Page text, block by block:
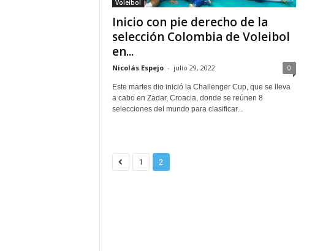
Voleibol
Inicio con pie derecho de la
selección Colombia de Voleibol
en...
Nicolás Espejo - julio 29, 2022 0
Este martes dio inició la Challenger Cup, que se lleva
a cabo en Zadar, Croacia, donde se reúnen 8
selecciones del mundo para clasificar...
1 2